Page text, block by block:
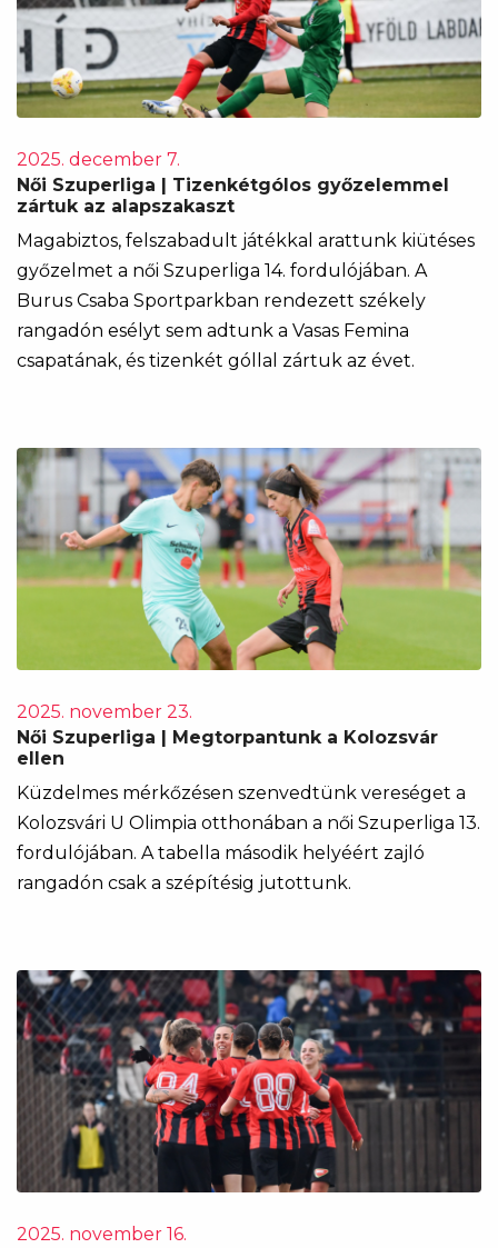
2025. december 7.
Női Szuperliga | Tizenkétgólos győzelemmel
zártuk az alapszakaszt
Magabiztos, felszabadult játékkal arattunk kiütéses
győzelmet a női Szuperliga 14. fordulójában. A
Burus Csaba Sportparkban rendezett székely
rangadón esélyt sem adtunk a Vasas Femina
csapatának, és tizenkét góllal zártuk az évet.
2025. november 23.
Női Szuperliga | Megtorpantunk a Kolozsvár
ellen
Küzdelmes mérkőzésen szenvedtünk vereséget a
Kolozsvári U Olimpia otthonában a női Szuperliga 13.
fordulójában. A tabella második helyéért zajló
rangadón csak a szépítésig jutottunk.
2025. november 16.